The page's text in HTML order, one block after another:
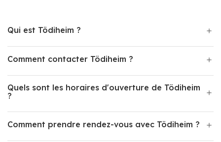
Qui est Tödiheim ?
Comment contacter Tödiheim ?
Quels sont les horaires d'ouverture de Tödiheim
?
Comment prendre rendez-vous avec Tödiheim ?